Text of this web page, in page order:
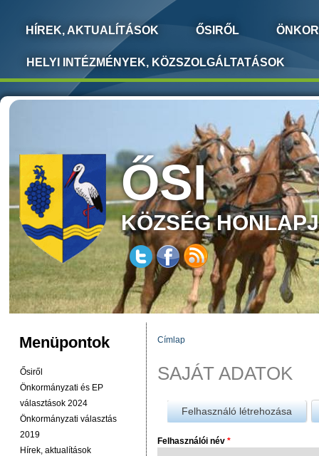
HÍREK, AKTUALÍTÁSOK ŐSIRŐL
HELYI INTÉZMÉNYEK, KÖZSZOLGÁLTATÁSOK
ŐSI
KÖZSÉG
Menüpontok
Ősiről
Önkormányzati és EP
választások 2024
Önkormányzati választás
2019
Hírek, aktualítások
JELENLEGI HELY
Címlap
SAJÁT ADATOK
Felhasználó létrehozása
Felhasználói név *